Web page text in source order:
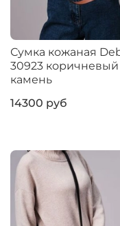
Сумка кожаная
30923 коричневый
камень
14300 руб